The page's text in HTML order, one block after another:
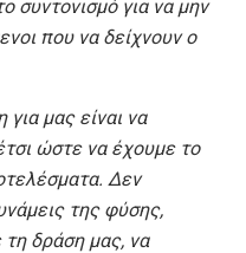
συντονισμό για να μην
που να δείχνουν ο
μας είναι να
ώστε να έχουμε το
Δεν
της φύσης,
δράση μας, να